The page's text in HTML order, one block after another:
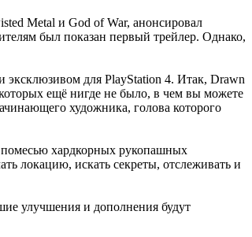
Metal и God of War, анонсировал
был показан первый трейлер. Однако,
эксклюзивом для PlayStation 4. Итак, Drawn
ещё нигде не было, в чем вы можете
художника, голова которого
помесью хардкорных рукопашных
локацию, искать секреты, отслеживать и
улучшения и дополнения будут